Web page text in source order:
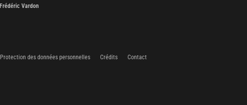
Frédéric Vardon
Protection des données personnelles Crédits Contact